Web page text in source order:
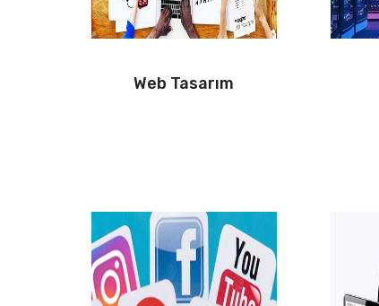
Web Tasarım